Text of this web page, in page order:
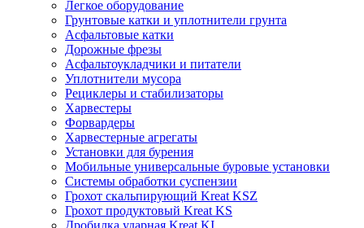
Легкое оборудование
Грунтовые катки и уплотнители грунта
Асфальтовые катки
Дорожные фрезы
Асфальтоукладчики и питатели
Уплотнители мусора
Рециклеры и стабилизаторы
Харвестеры
Форвардеры
Харвестерные агрегаты
Установки для бурения
Мобильные универсальные буровые установки
Системы обработки суспензии
Грохот скальпирующий Kreat KSZ
Грохот продуктовый Kreat KS
Дробилка ударная Kreat KI